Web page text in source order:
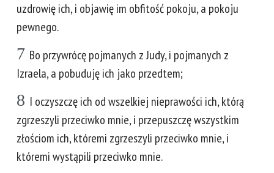
uzdrowię ich, i objawię im obfitość pokoju, a pokoju
pewnego.
7 Bo przywrócę pojmanych z Judy, i pojmanych z
Izraela, a pobuduję ich jako przedtem;
8 I oczyszczę ich od wszelkiej nieprawości ich, którą
zgrzeszyli przeciwko mnie, i przepuszczę wszystkim
złościom ich, któremi zgrzeszyli przeciwko mnie, i
któremi wystąpili przeciwko mnie.